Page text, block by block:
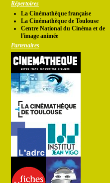
Répertoires
La Cinémathèque française
La Cinémathèque de Toulouse
Centre National du Cinéma et de
l'image animée
Partenaires